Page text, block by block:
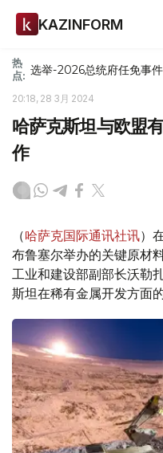
KAZINFORM
热
点: 选举-2026总统府任免事件
20:18, 28 3月 2024
哈萨克斯坦与欧盟
作
（哈萨克国际通讯社讯）
布鲁塞尔举办的关键原材
工业和建设部副部长沃勒
斯坦在稀有金属开发方面的